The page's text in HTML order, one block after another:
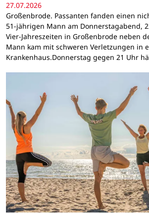
27.07.2026
Großenbrode. Passanten fanden einen
51-jährigen Mann am Donnerstagabend,
Vier-Jahreszeiten in Großenbrode neben
Mann kam mit schweren Verletzungen in
Krankenhaus.Donnerstag gegen 21 Uhr